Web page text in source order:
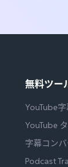
無料ツー
YouTube
YouTube
字幕コン
Podcast